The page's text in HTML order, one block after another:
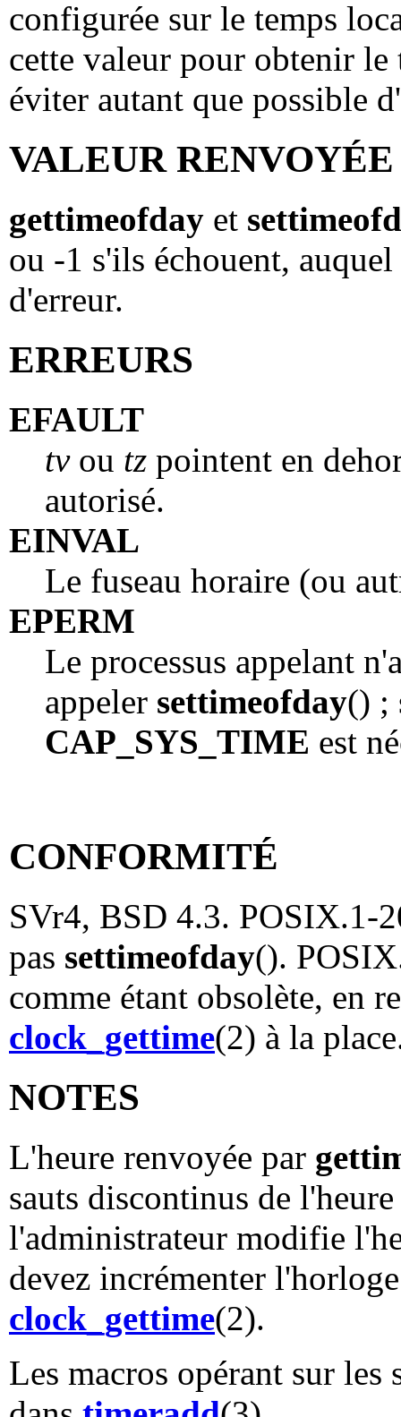
configurée sur le temps
cette valeur pour obtenir
éviter autant que possible
VALEUR RENVOYÉE
gettimeofday et
ou -1 s'ils échouent,
d'erreur.
ERREURS
EFAULT
tvou tz pointent en
autorisé.
EINVAL
Le fuseau horaire (ou
EPERM
Le processus appelant
appeler settimeofday() ;
CAP_SYS_TIME est
CONFORMITÉ
SVr4, BSD 4.3. POSIX.1-
pas settimeofday().
comme étant obsolète, en
clock_gettime(2) à la
NOTES
L'heure renvoyée par
sauts discontinus de
l'administrateur modifie
devez incrémenter
clock_gettime(2).
Les macros opérant sur les